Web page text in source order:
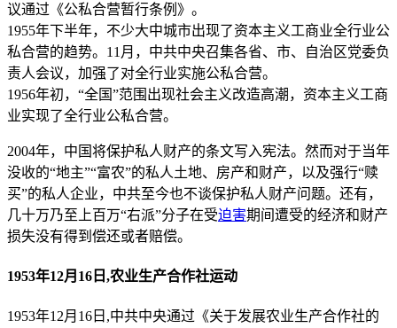
议通过《公私合营暂行条例》。
1955年下半年，不少大中城市出现了资本主义工商业全行业公
私合营的趋势。11月，中共中央召集各省、市、自治区党委负
责人会议，加强了对全行业实施公私合营。
1956年初，“全国”范围出现社会主义改造高潮，资本主义工商
业实现了全行业公私合营。
2004年，中国将保护私人财产的条文写入宪法。然而对于当年
没收的“地主”“富农”的私人土地、房产和财产，以及强行“赎
买”的私人企业，中共至今也不谈保护私人财产问题。还有，
几十万乃至上百万“右派”分子在受迫害期间遭受的经济和财产
损失没有得到偿还或者赔偿。
1953年12月16日,农业生产合作社运动
1953年12月16日,中共中央通过《关于发展农业生产合作社的